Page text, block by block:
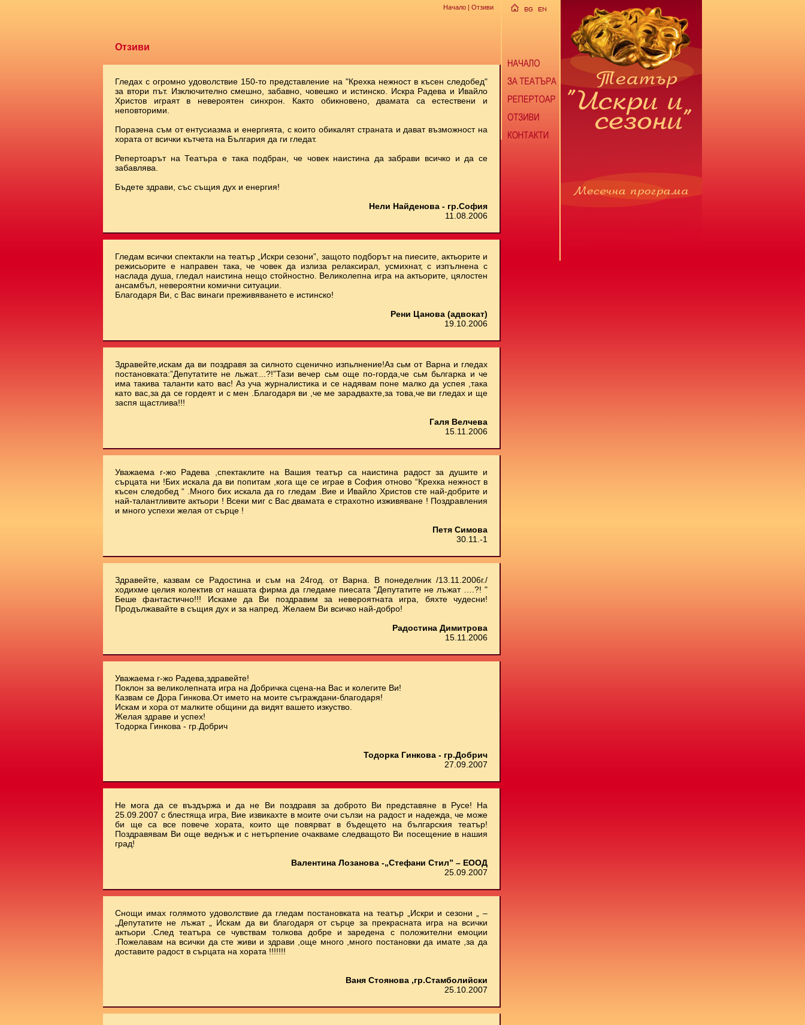
Начало | Отзиви
Отзиви
Гледах с огромно удоволствие 150-то представление на "Крехка нежност в късен следобед"
за втори път. Изключително смешно, забавно, човешко и истинско. Искра Радева и Ивайло
Христов играят в невероятен синхрон. Както обикновено, двамата са естествени и
неповторими.
Поразена съм от ентусиазма и енергията, с които обикалят страната и дават възможност на
хората от всички кътчета на България да ги гледат.
Репертоарът на Театъра е така подбран, че човек наистина да забрави всичко и да се
забавлява.
Бъдете здрави, със същия дух и енергия!
Нели Найденова - гр.София
11.08.2006
Гледам всички спектакли на театър „Искри сезони”, защото подборът на пиесите, актьорите и
режисьорите е направен така, че човек да излиза релаксирал, усмихнат, с изпълнена с
наслада душа, гледал наистина нещо стойностно. Великолепна игра на актьорите, цялостен
ансамбъл, невероятни комични ситуации.
Благодаря Ви, с Вас винаги преживяването е истинско!
Рени Цанова (адвокат)
19.10.2006
Здравейте,искам да ви поздравя за силното сценично изпьлнение!Аз сьм от Варна и гледах
постановката:”Депутатите не льжат....?!”Тази вечер сьм още по-горда,че сьм бьлгарка и че
има такива таланти като вас! Аз уча журналистика и се надявам поне малко да успея ,така
като вас,за да се гордеят и с мен .Благодаря ви ,че ме зарадвахте,за това,че ви гледах и ще
заспя щастлива!!!
Галя Велчева
15.11.2006
Уважаема г-жо Радева ,спектаклите на Вашия театър са наистина радост за душите и
сърцата ни !Бих искала да ви попитам ,кога ще се играе в София отново “Крехка нежност в
късен следобед “ .Много бих искала да го гледам .Вие и Ивайло Христов сте най-добрите и
най-талантливите актьори ! Всеки миг с Вас двамата е страхотно изживяване ! Поздравления
и много успехи желая от сърце !
Петя Симова
30.11.-1
Здравейте, казвам се Радостина и съм на 24год. от Варна. В понеделник /13.11.2006г./
ходихме целия колектив от нашата фирма да гледаме пиесата "Депутатите не лъжат ….?! "
Беше фантастично!!! Искаме да Ви поздравим за невероятната игра, бяхте чудесни!
Продължавайте в същия дух и за напред. Желаем Ви всичко най-добро!
Радостина Димитрова
15.11.2006
Уважаема г-жо Радева,здравейте!
Поклон за великолепната игра на Добричка сцена-на Вас и колегите Ви!
Казвам се Дора Гинкова.От името на моите съграждани-благодаря!
Искам и хора от малките общини да видят вашето изкуство.
Желая здраве и успех!
Тодорка Гинкова - гр.Добрич
Тодорка Гинкова - гр.Добрич
27.09.2007
Не мога да се въздържа и да не Ви поздравя за доброто Ви представяне в Русе! На
25.09.2007 с блестяща игра, Вие извикахте в моите очи сълзи на радост и надежда, че може
би ще са все повече хората, които ще повярват в бъдещето на българския театър!
Поздравявам Ви още веднъж и с нетърпение очакваме следващото Ви посещение в нашия
град!
Валентина Лозанова -„Стефани Стил” – ЕООД
25.09.2007
Снощи имах голямото удоволствие да гледам постановката на театър „Искри и сезони „ –
„Депутатите не лъжат „ Искам да ви благодаря от сърце за прекрасната игра на всички
актьори .След театъра се чувствам толкова добре и заредена с положителни емоции
.Пожелавам на всички да сте живи и здрави ,още много ,много постановки да имате ,за да
доставите радост в сърцата на хората !!!!!!!
Ваня Стоянова ,гр.Стамболийски
25.10.2007